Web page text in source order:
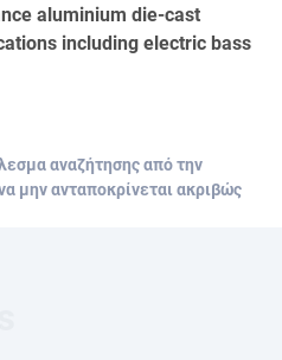
aluminium die-cast
including electric bass
αναζήτησης από την
μην ανταποκρίνεται ακριβώς